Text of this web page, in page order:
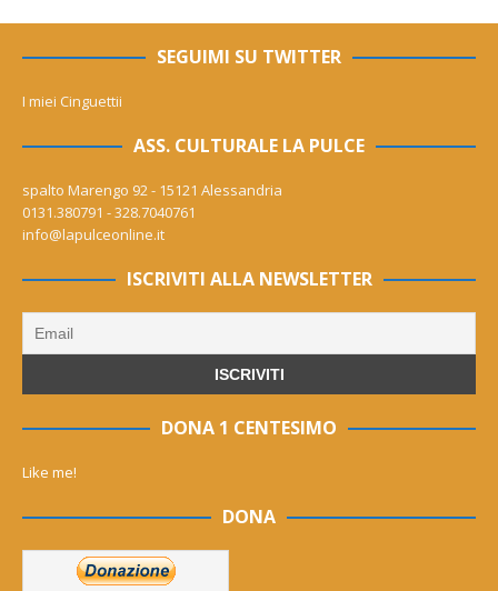
SEGUIMI SU TWITTER
I miei Cinguettii
ASS. CULTURALE LA PULCE
spalto Marengo 92 - 15121 Alessandria
0131.380791 - 328.7040761
info@lapulceonline.it
ISCRIVITI ALLA NEWSLETTER
DONA 1 CENTESIMO
Like me!
DONA